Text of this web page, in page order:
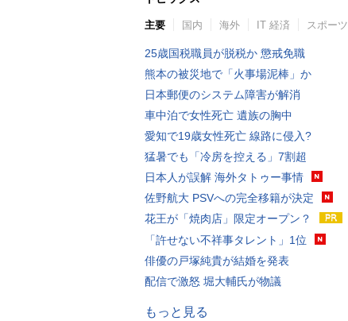
主要 国内 海外 IT 経済 スポーツ
25歳国税職員が脱税か 懲戒免職
熊本の被災地で「火事場泥棒」か
日本郵便のシステム障害が解消
車中泊で女性死亡 遺族の胸中
愛知で19歳女性死亡 線路に侵入?
猛暑でも「冷房を控える」7割超
日本人が誤解 海外タトゥー事情
佐野航大 PSVへの完全移籍が決定
花王が「焼肉店」限定オープン？
「許せない不祥事タレント」1位
俳優の戸塚純貴が結婚を発表
配信で激怒 堀大輔氏が物議
もっと見る